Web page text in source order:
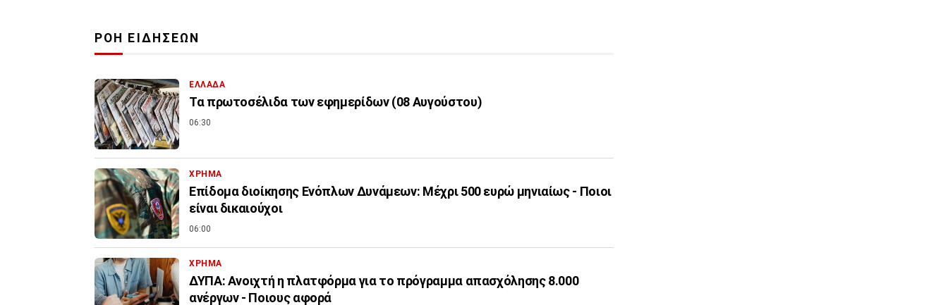
ΡΟΗ ΕΙΔΗΣΕΩΝ
ΕΛΛΑΔΑ
Τα πρωτοσέλιδα των εφημερίδων (08 Αυγούστου)
06:30
ΧΡΗΜΑ
Επίδομα διοίκησης Ενόπλων Δυνάμεων: Μέχρι 500 ευρώ μηνιαίως - Ποιοι
είναι δικαιούχοι
06:00
ΧΡΗΜΑ
ΔΥΠΑ: Ανοιχτή η πλατφόρμα για το πρόγραμμα απασχόλησης 8.000
ανέργων - Ποιους αφορά